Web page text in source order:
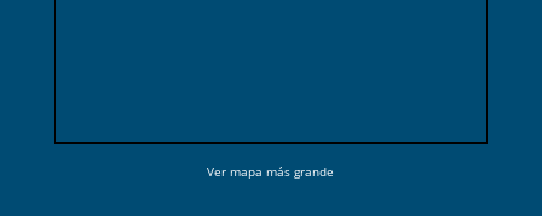
Ver mapa más grande